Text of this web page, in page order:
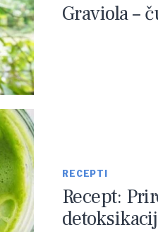
Graviola –
RECEPTI
Recept: